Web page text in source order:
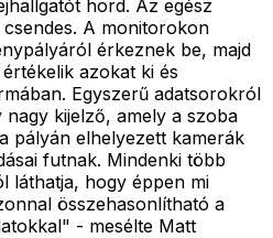
hord. Az egész
A monitorokon
érkeznek be, majd
azokat ki és
Egyszerű adatsorokról
kijelző, amely a szoba
pályán elhelyezett kamerák
futnak. Mindenki több
láthatja, hogy éppen mi
összehasonlítható a
- mesélte Matt